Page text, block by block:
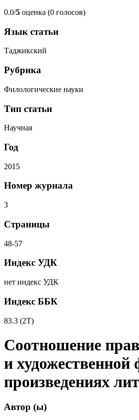
0.0/5 оценка (0 голосов)
Язык статьи
Таджикский
Рубрика
Филологические науки
Тип статьи
Научная
Год
2015
Номер журнала
3
Страницы
48-57
Индекс УДК
нет индекс УДК
Индекс ББК
83.3 (2Т)
Соотношение
и художественной
произведениях
Автор (ы)